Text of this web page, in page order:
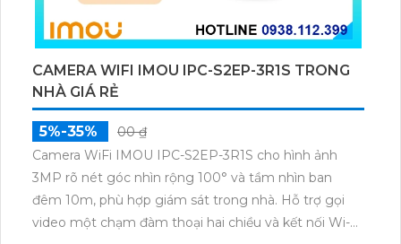
CAMERA WIFI IMOU IPC-S2EP-3R1S TRONG
NHÀ GIÁ RẺ
5%-35%
00 ₫
Camera WiFi IMOU IPC-S2EP-3R1S cho hình ảnh
3MP rõ nét góc nhìn rộng 100° và tầm nhìn ban
đêm 10m, phù hợp giám sát trong nhà. Hỗ trợ gọi
video một chạm đàm thoại hai chiều và kết nối Wi-Fi